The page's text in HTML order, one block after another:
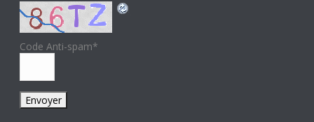
Code Anti-spam*